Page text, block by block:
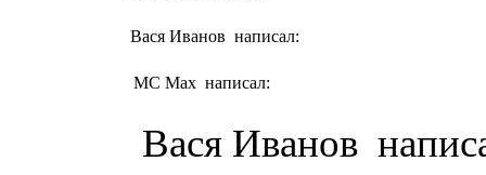
Вася Иванов написал:
MC Max написал:
Вася Иванов